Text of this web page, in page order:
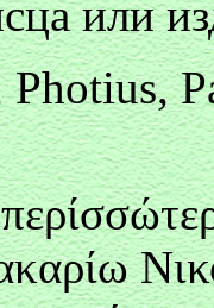
или